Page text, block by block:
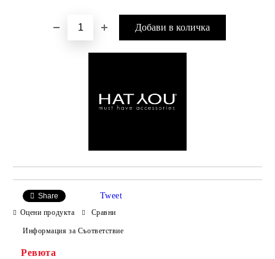
Share Tweet
Оцени продукта Сравни
Информация за Съответствие
Ревюта